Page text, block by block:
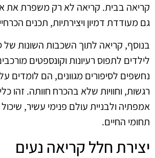
קריאה בבית. קריאה לא רק משפרת את
גם מעודדת דמיון ויצירתיות, תכנים
בנוסף, קריאה לתוך השכבות השונות
לילדים לתפוס רעיונות וקונספטים
נחשפים לסיפורים מגוונים, הם לומדים
רגשות, וחוויות שלא בהכרח חוותה. זהו
אמפתיה ולבניית עולם פנימי עשיר,
תחומי החיים.
יצירת חלל קריאה נעים